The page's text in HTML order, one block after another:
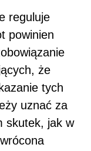
reguluje
powinien
że
tych
uznać za
skutek, jak w